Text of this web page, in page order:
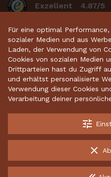
Exzellent 4.87/5
Startseite • Keramikdeko •
Sparschweine •
Kostenloser Versand ab
Garantiert sichere
Kostenlose
Für eine optimal
sozialer Medien und aus
Laden, der Verwendung von
Cookies von sozialen Medien
Drittparteien hast du Zugriff
und erhältst personalisierte
Verwendung dieser Cookies
Verarbeitung deiner
tune
clear